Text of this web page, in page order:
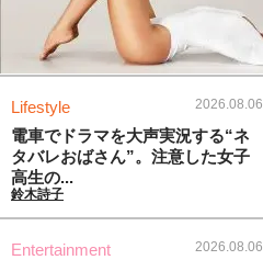
Lifestyle 2026.08.06
電車でドラマを大声実況する“ネ
タバレおばさん”。注意した女子
高生の...
鈴木詩子
Entertainment 2026.08.06